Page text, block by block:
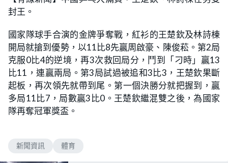
封王。
國家隊球手合演的金牌爭奪戰，紅衫的王楚欽及林詩棟
開局就搶到優勢，以11比8先贏周啟豪、陳俊菘。第2局
克服0比4的逆境，再3次救回局分，鬥到「刁時」贏13
比11，連贏兩局。第3局試過被追和3比3，王楚欽果斷
起板，再次領先就帶到尾。第一個決勝分就把握到，贏
多局11比7，局數贏3比0。王楚欽繼混雙之後，為國家
隊再奪冠軍獎盃。
新聞資訊 體育